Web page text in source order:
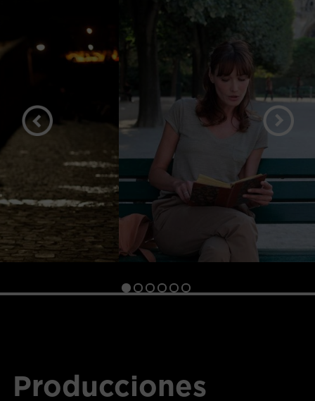
Producciones